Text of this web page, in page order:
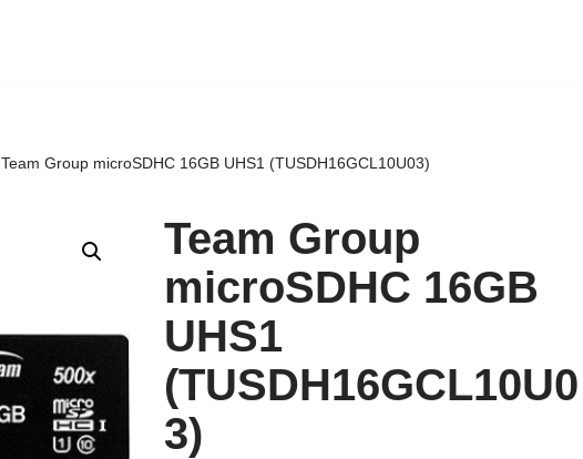
Team Group microSDHC 16GB UHS1 (TUSDH16GCL10U03)
Team Group
microSDHC 16GB
UHS1
(TUSDH16GCL10U0
3)